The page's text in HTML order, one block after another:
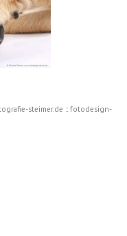
steimer.de :: fotodesign-